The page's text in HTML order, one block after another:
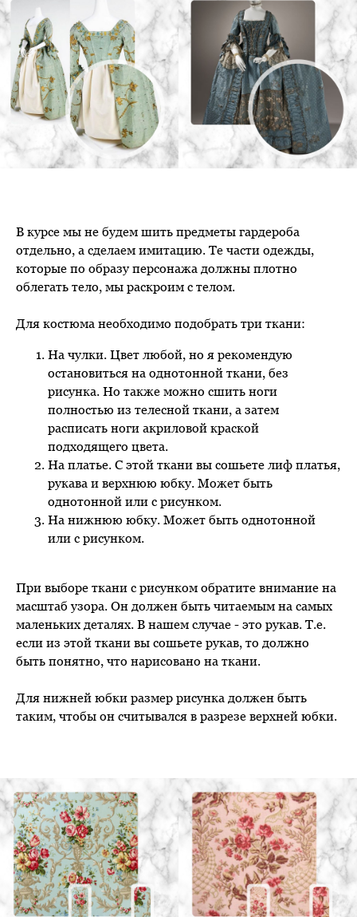
В курсе мы не будем шить предметы гардероба
отдельно, а сделаем имитацию. Те части одежды,
которые по образу персонажа должны плотно
облегать тело, мы раскроим с телом.
Для костюма необходимо подобрать три ткани:
На чулки. Цвет любой, но я рекомендую
остановиться на однотонной ткани, без
рисунка. Но также можно сшить ноги
полностью из телесной ткани, а затем
расписать ноги акриловой краской
подходящего цвета.
На платье. С этой ткани вы сошьете лиф платья,
рукава и верхнюю юбку. Может быть
однотонной или с рисунком.
На нижнюю юбку. Может быть однотонной
или с рисунком.
При выборе ткани с рисунком обратите внимание на
масштаб узора. Он должен быть читаемым на самых
маленьких деталях. В нашем случае - это рукав. Т.е.
если из этой ткани вы сошьете рукав, то должно
быть понятно, что нарисовано на ткани.
Для нижней юбки размер рисунка должен быть
таким, чтобы он считывался в разрезе верхней юбки.